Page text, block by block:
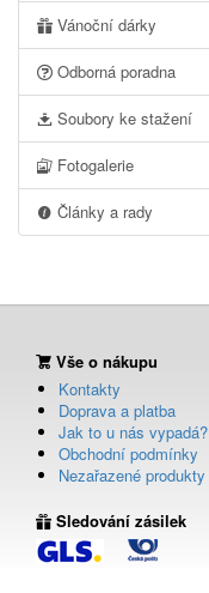
Vánoční dárky
Odborná poradna
Soubory ke stažení
Fotogalerie
Články a rady
Vše o nákupu
Kontakty
Doprava a platba
Jak to u nás vypadá?
Obchodní podmínky
Nezařazené produkty
Sledování zásilek